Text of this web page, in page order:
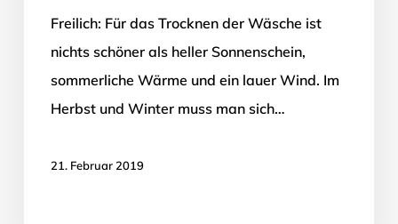
Freilich: Für das Trocknen der Wäsche ist
nichts schöner als heller Sonnenschein,
sommerliche Wärme und ein lauer Wind. Im
Herbst und Winter muss man sich…
21. Februar 2019